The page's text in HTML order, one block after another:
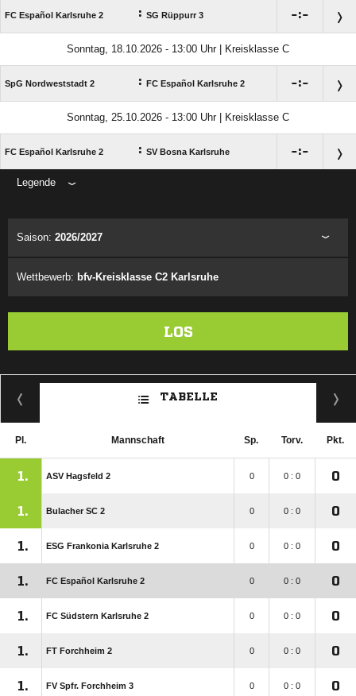
FC Español Karlsruhe 2 : SG Rüppurr 3 :
Sonntag, 18.10.2026 - 13:00 Uhr | Kreisklasse C
SpG Nordweststadt 2 : FC Español Karlsruhe 2 :
Sonntag, 25.10.2026 - 13:00 Uhr | Kreisklasse C
FC Español Karlsruhe 2 : SV Bosna Karlsruhe :
Legende
Saison: 2026/2027
Wettbewerb: bfv-Kreisklasse C2 Karlsruhe
LOS
TABELLE
Pl. Mannschaft Sp. Torv. Pkt.
1. ASV Hagsfeld 2 0 0 : 0 0
1. Bulacher SC 2 0 0 : 0 0
1. ESG Frankonia Karlsruhe 2 0 0 : 0 0
1. FC Español Karlsruhe 2 0 0 : 0 0
1. FC Südstern Karlsruhe 2 0 0 : 0 0
1. FT Forchheim 2 0 0 : 0 0
1. FV Spfr. Forchheim 3 0 0 : 0 0